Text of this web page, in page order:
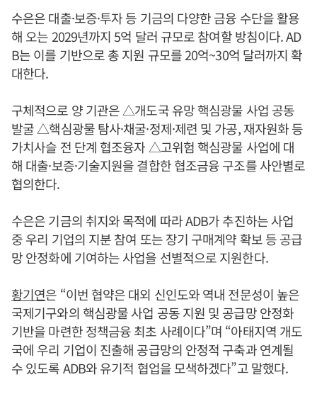
수은은 대출·보증·투자 등 기금의 다양한 금융 수단을 활용
해 오는 2029년까지 5억 달러 규모로 참여할 방침이다. AD
B는 이를 기반으로 총 지원 규모를 20억~30억 달러까지 확
대한다.
구체적으로 양 기관은 △개도국 유망 핵심광물 사업 공동
발굴 △핵심광물 탐사·채굴·정제·제련 및 가공, 재자원화 등
가치사슬 전 단계 협조융자 △고위험 핵심광물 사업에 대
해 대출·보증·기술지원을 결합한 협조금융 구조를 사안별로
협의한다.
수은은 기금의 취지와 목적에 따라 ADB가 추진하는 사업
중 우리 기업의 지분 참여 또는 장기 구매계약 확보 등 공급
망 안정화에 기여하는 사업을 선별적으로 지원한다.
황기연은 “이번 협약은 대외 신인도와 역내 전문성이 높은
국제기구와의 핵심광물 사업 공동 지원 및 공급망 안정화
기반을 마련한 정책금융 최초 사례이다”며 “아태지역 개도
국에 우리 기업이 진출해 공급망의 안정적 구축과 연계될
수 있도록 ADB와 유기적 협업을 모색하겠다”고 말했다.